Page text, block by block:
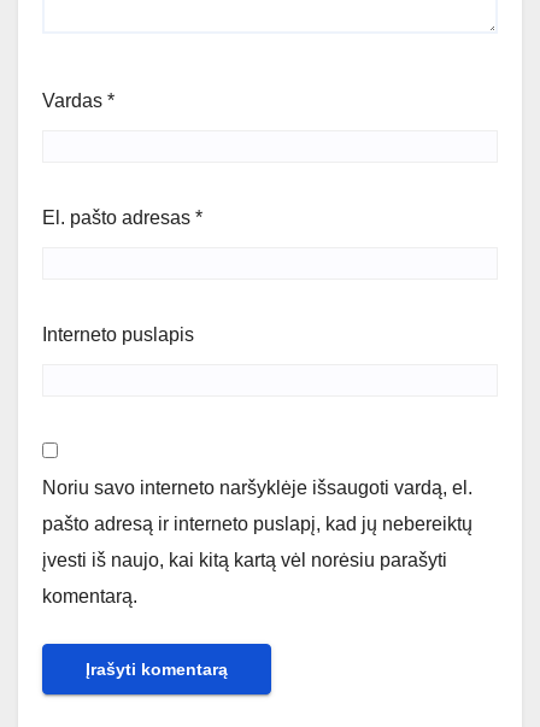
Vardas *
El. pašto adresas *
Interneto puslapis
Noriu savo interneto naršyklėje išsaugoti vardą, el.
pašto adresą ir interneto puslapį, kad jų nebereiktų
įvesti iš naujo, kai kitą kartą vėl norėsiu parašyti
komentarą.